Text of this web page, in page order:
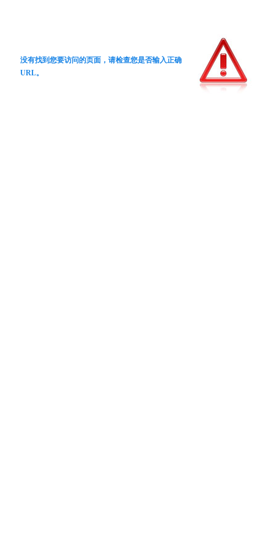
没有找到您要访问的页面，请检查您是否输入正确
URL。